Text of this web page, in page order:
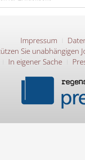
Impressum
Sie unabhängigen
In eigener Sache